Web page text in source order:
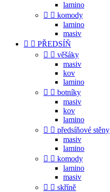
lamino
  komody
lamino
masiv
  PŘEDSÍŇ
  věšáky
masiv
kov
lamino
  botníky
masiv
kov
lamino
  předsíňové stěny
masiv
lamino
  komody
lamino
masiv
  skříně